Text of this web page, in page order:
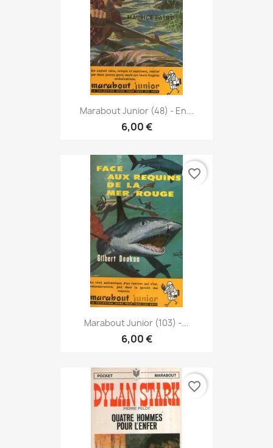
Marabout Junior (48) - En...
6,00 €
Marabout Junior (103) -...
6,00 €
favorite_border
favorite_border